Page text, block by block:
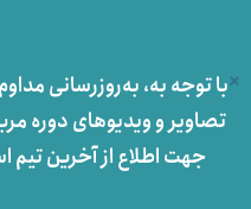
با توجه به، به‌روزرسانی
تصاویر و ویدیوهای دوره
جهت اطلاع از آخرین تیم
×